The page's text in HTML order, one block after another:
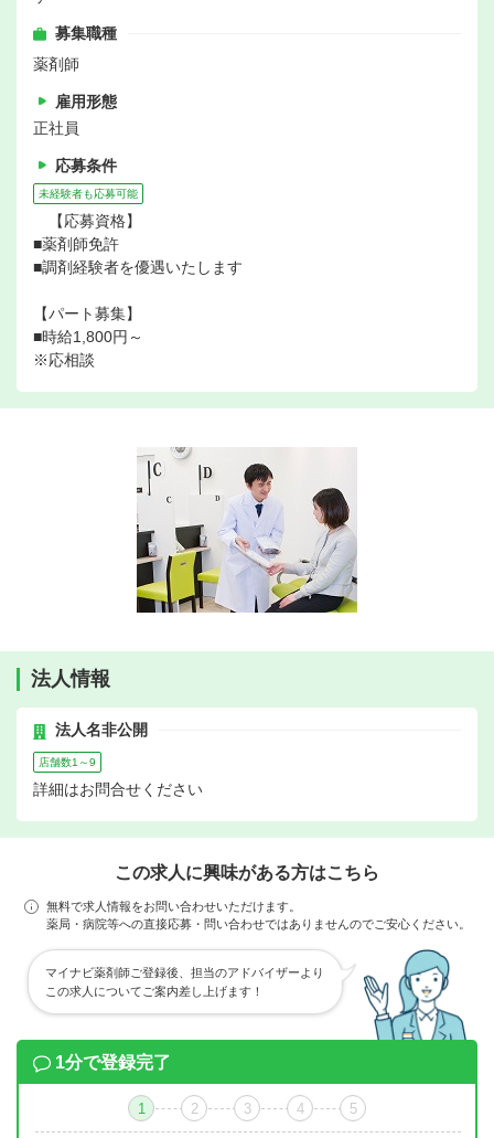
募集職種
薬剤師
雇用形態
正社員
応募条件
未経験者も応募可能
【応募資格】
■薬剤師免許
■調剤経験者を優遇いたします
【パート募集】
■時給1,800円～
※応相談
法人情報
法人名非公開
店舗数1～9
詳細はお問合せください
この求人に興味がある方はこちら
無料で求人情報をお問い合わせいただけます。
薬局・病院等への直接応募・問い合わせではありませんのでご安心ください。
マイナビ薬剤師ご登録後、担当のアドバイザーより
この求人についてご案内差し上げます！
1分で登録完了
1 2 3 4 5